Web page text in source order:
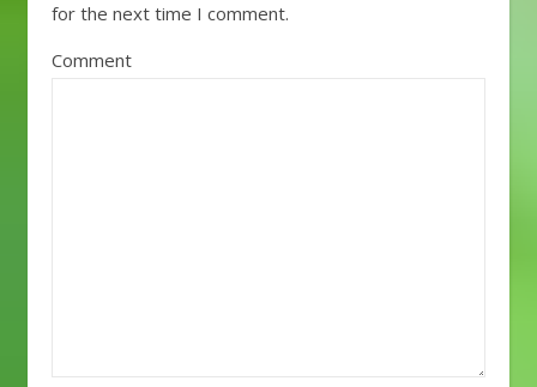
for the next time I comment.
Comment